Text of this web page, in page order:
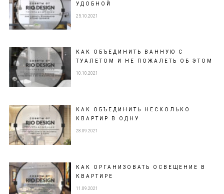
УДОБНОЙ
25.10.2021
КАК ОБЪЕДИНИТЬ ВАННУЮ С
ТУАЛЕТОМ И НЕ ПОЖАЛЕТЬ ОБ ЭТОМ
10.10.2021
КАК ОБЪЕДИНИТЬ НЕСКОЛЬКО
КВАРТИР В ОДНУ
28.09.2021
КАК ОРГАНИЗОВАТЬ ОСВЕЩЕНИЕ В
КВАРТИРЕ
11.09.2021